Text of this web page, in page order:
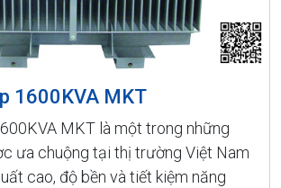
1600KVA MKT
MKT là một trong những
ưa chuộng tại thị trường Việt Nam
cao, độ bền và tiết kiệm năng